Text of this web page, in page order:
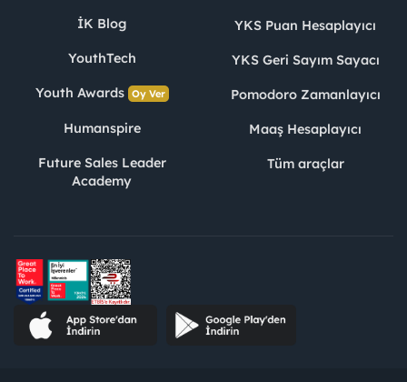
İK Blog
YouthTech
Youth Awards Oy Ver
Humanspire
Future Sales Leader
Academy
YKS Puan Hesaplayıcı
YKS Geri Sayım Sayacı
Pomodoro Zamanlayıcı
Maaş Hesaplayıcı
Tüm araçlar